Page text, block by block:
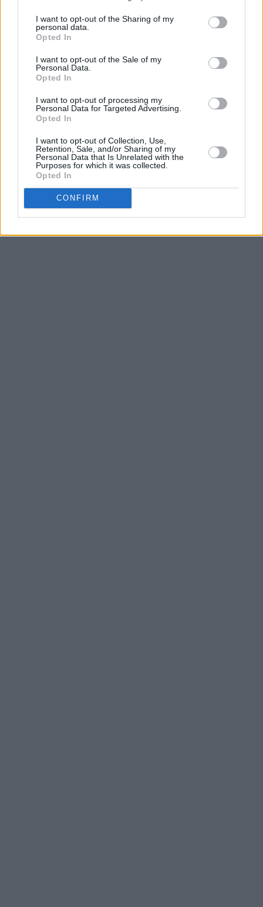
I want to opt-out of the Sharing of my
personal data.
Opted In
I want to opt-out of the Sale of my
Personal Data.
Opted In
I want to opt-out of processing my
Personal Data for Targeted Advertising.
Opted In
I want to opt-out of Collection, Use,
Retention, Sale, and/or Sharing of my
Personal Data that Is Unrelated with the
Purposes for which it was collected.
Opted In
CONFIRM